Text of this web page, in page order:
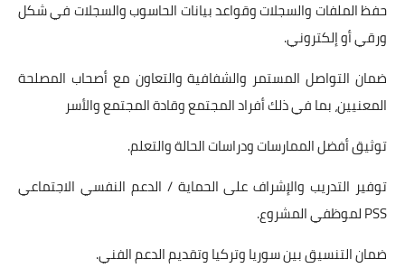
حفظ الملفات والسجلات وقواعد بيانات الحاسوب والسجلات في شكل
ورقي أو إلكتروني.
ضمان التواصل المستمر والشفافية والتعاون مع أصحاب المصلحة
المعنيين، بما في ذلك أفراد المجتمع وقادة المجتمع والأسر
توثيق أفضل الممارسات ودراسات الحالة والتعلم.
توفير التدريب والإشراف على الحماية / الدعم النفسي الاجتماعي
PSS لموظفي المشروع.
ضمان التنسيق بين سوريا وتركيا وتقديم الدعم الفني.